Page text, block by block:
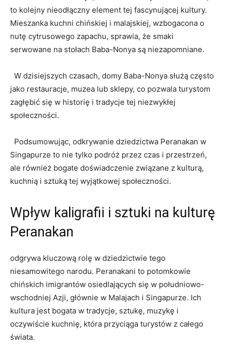
to kolejny nieodłączny element tej fascynującej kultury.
Mieszanka kuchni​ chińskiej i⁣ malajskiej, wzbogacona o
‌nutę cytrusowego zapachu, sprawia, że smaki‌
serwowane na stołach Baba-Nonya są‍ niezapomniane.
⁣ ⁢ W ⁢dzisiejszych czasach,‍ domy ⁤Baba-Nonya służą często
jako restauracje, ⁣muzea lub sklepy, co pozwala turystom
⁢zagłębić się w historię i tradycje ‍tej niezwykłej
społeczności.
‌ ‍ Podsumowując, odkrywanie⁢ dziedzictwa Peranakan w
Singapurze to nie tylko podróż przez czas i przestrzeń,
ale również ​bogate doświadczenie związane z kulturą,
kuchnią i sztuką tej wyjątkowej ‌społeczności.
Wpływ kaligrafii ‌i sztuki‌ na ⁤kulturę
Peranakan
odgrywa kluczową rolę w dziedzictwie tego
niesamowitego narodu. Peranakani to potomkowie
chińskich imigrantów osiedlających się w południowo-
wschodniej Azji, głównie⁢ w ⁣Malajach i Singapurze. Ich
kultura jest bogata w tradycje, sztukę, muzykę i
oczywiście kuchnię, która przyciąga ‌turystów z całego
świata.